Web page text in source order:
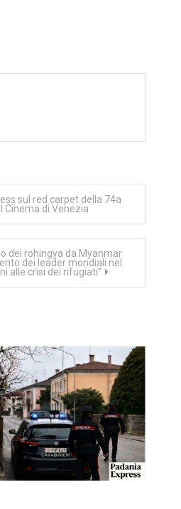
sul red carpet della 74a
Cinema di Venezia
dei rohingya da Myanmar
dei leader mondiali nel
alle crisi dei rifugiati”